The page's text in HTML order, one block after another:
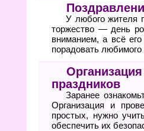
У любого жителя
торжество — день
вниманием, а всё
порадовать любимого
праздников
Заранее
Организация и
простых, нужно
обеспечить их